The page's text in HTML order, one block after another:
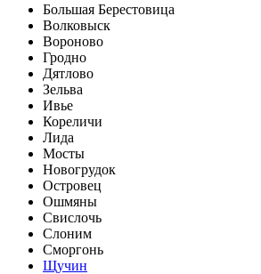
Большая Берестовица
Волковыск
Вороново
Гродно
Дятлово
Зельва
Ивье
Кореличи
Лида
Мосты
Новогрудок
Островец
Ошмяны
Свислочь
Слоним
Сморгонь
Щучин